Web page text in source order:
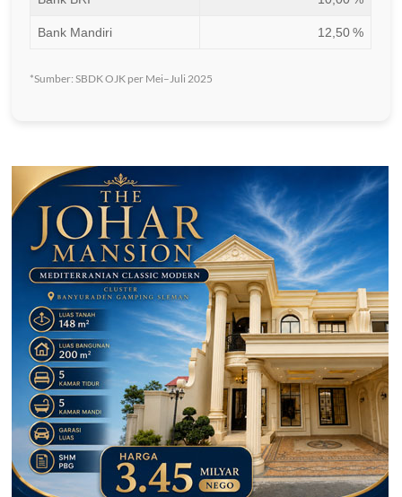
Bank Mandiri 12,50 %
*Sumber: SBDK OJK per Mei–Juli 2025